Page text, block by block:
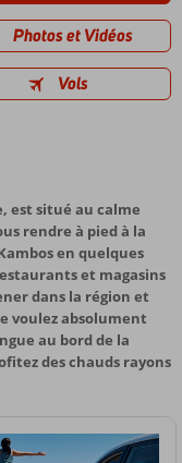
Photos et Vidéos
Vols
est situé au calme
rendre à pied à la
en quelques
et magasins
dans la région et
voulez absolument
au bord de la
des chauds rayons